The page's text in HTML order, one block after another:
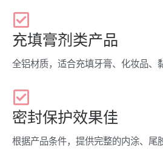
充填膏剂类产品
全铝材质，适合充填牙膏、化妆品、
密封保护效果佳
根据产品条件，提供完整的内涂、尾